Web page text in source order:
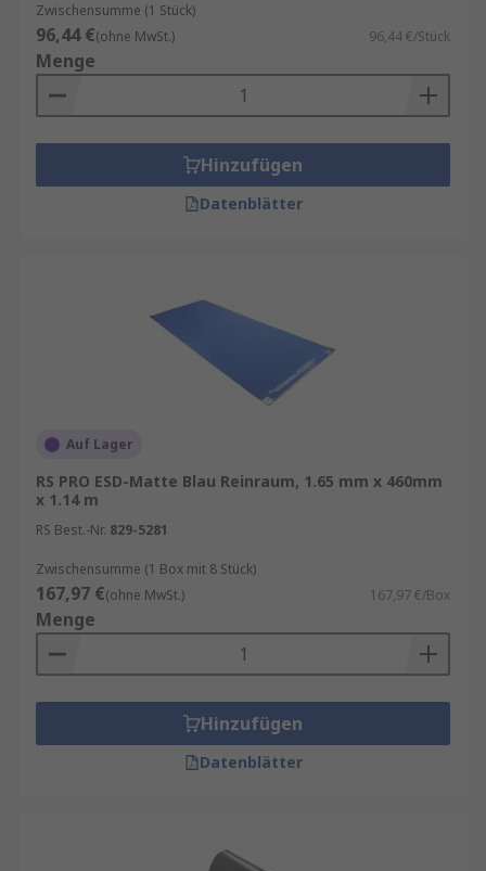
Zwischensumme (1 Stück)
96,44 €(ohne MwSt.) 96,44 €/Stück
Menge
Hinzufügen
Datenblätter
Auf Lager
RS PRO ESD-Matte Blau Reinraum, 1.65 mm x 460mm
x 1.14 m
RS Best.-Nr. 829-5281
Zwischensumme (1 Box mit 8 Stück)
167,97 €(ohne MwSt.) 167,97 €/Box
Menge
Hinzufügen
Datenblätter